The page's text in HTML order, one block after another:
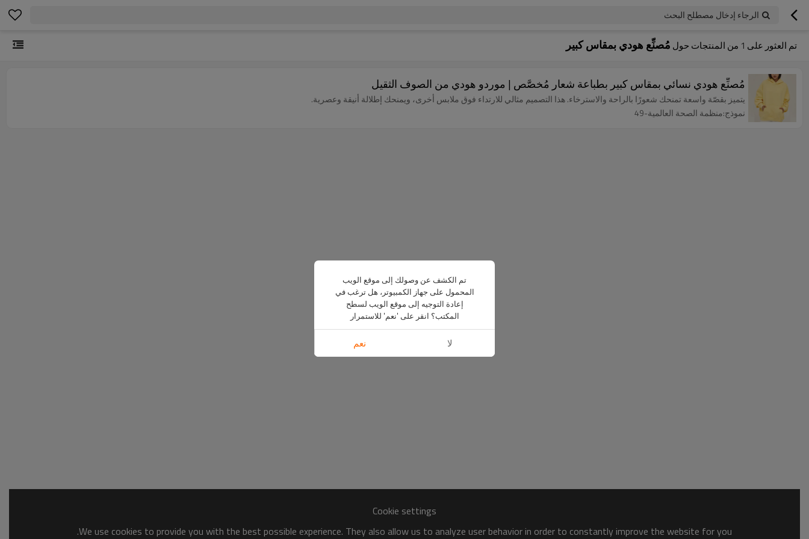
الرجاء إدخال مصطلح البحث
تم العثور على 1 من المنتجات حول مُصنِّع هودي بمقاس كبير
مُصنِّع هودي نسائي بمقاس كبير بطباعة شعار مُخصَّص | موردو هودي من الصوف الثقيل
يتميز بقصّة واسعة تمنحك شعورًا بالراحة والاسترخاء. هذا التصميم مثالي للارتداء فوق ملابس أخرى، ويمنحك إطلالة أنيقة وعصرية.
نموذج:منظمة الصحة العالمية-49
Cookie settings
We use cookies to provide you with the best possible experience. They also allow us to analyze user behavior in order to constantly improve the website for you.
تم الكشف عن وصولك إلى موقع الويب
المحمول على جهاز الكمبيوتر، هل ترغب في
إعادة التوجيه إلى موقع الويب لسطح
المكتب؟ انقر على 'نعم' للاستمرار
لا نعم